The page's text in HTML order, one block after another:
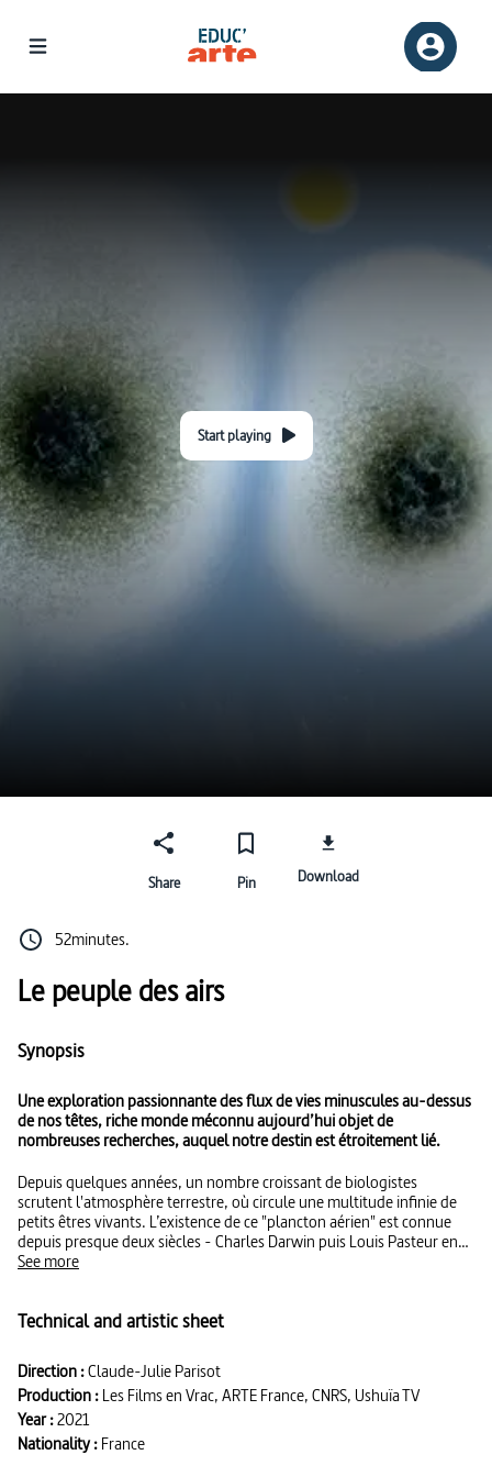
Start playing
Share Pin Download
52minutes.
Le peuple des airs
Synopsis
Une exploration passionnante des flux de vies minuscules au-dessus
de nos têtes, riche monde méconnu aujourd’hui objet de
nombreuses recherches, auquel notre destin est étroitement lié.
Depuis quelques années, un nombre croissant de biologistes
scrutent l'atmosphère terrestre, où circule une multitude infinie de
petits êtres vivants. L’existence de ce "plancton aérien" est connue
depuis presque deux siècles - Charles Darwin puis Louis Pasteur en
faisaient déjà mention dans leurs ouvrages. Mais si les outils
microbiologie permettent aujourd'hui de les ramener sur le devant
végétaux… : arrachées à la terre et aux eaux par les vents et
accrochées aux poussières, ces vies minuscules peuvent effectuer de
longs trajets dans de véritables autoroutes célestes. Comment
autant de créatures voyageuses, dont la grande majorité (plus de 80
%) ne survit pas, parviennent-elles à coloniser cet océan d'air ?
Quelle influence exercent-elles sur nos vies et sur les écosystèmes de
See more
Technical and artistic sheet
Direction :Claude-Julie Parisot
Production :Les Films en Vrac, ARTE France, CNRS, Ushuïa TV
Year :2021
Nationality :France